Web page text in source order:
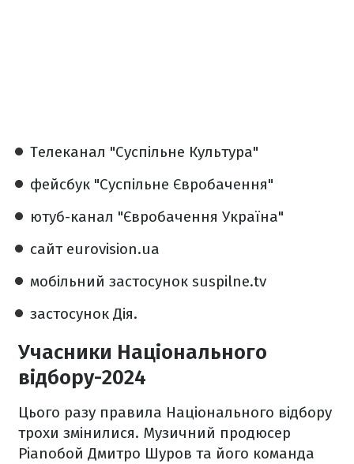
Телеканал "Суспільне Культура"
фейсбук "Суспільне Євробачення"
ютуб-канал "Євробачення Україна"
сайт eurovision.ua
мобільний застосунок suspilne.tv
застосунок Дія.
Учасники Національного
відбору-2024
Цього разу правила Національного відбору
трохи змінилися. Музичний продюсер
Pianoбой Дмитро Шуров та його команда